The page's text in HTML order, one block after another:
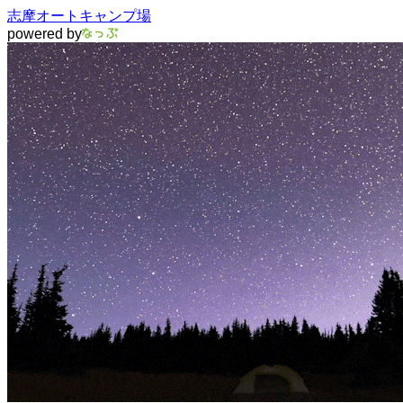
志摩オートキャンプ場
powered by